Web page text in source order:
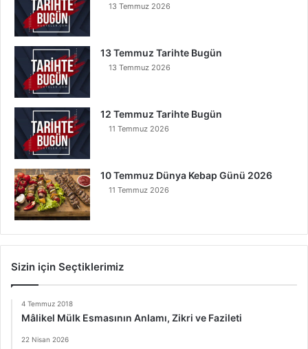
13 Temmuz 2026
13 Temmuz Tarihte Bugün
13 Temmuz 2026
12 Temmuz Tarihte Bugün
11 Temmuz 2026
10 Temmuz Dünya Kebap Günü 2026
11 Temmuz 2026
Sizin için Seçtiklerimiz
4 Temmuz 2018
Mâlikel Mülk Esmasının Anlamı, Zikri ve Fazileti
22 Nisan 2026